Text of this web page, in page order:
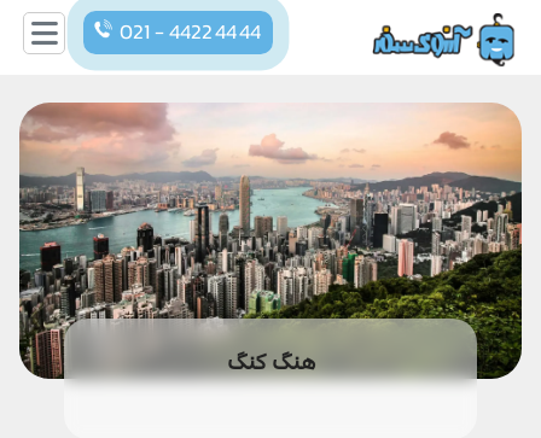
021 - 4422 44 44
هنگ کنگ